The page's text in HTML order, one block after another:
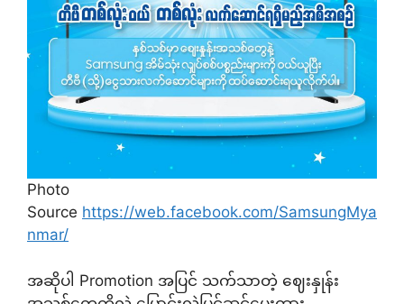
Photo
Source https://web.facebook.com/SamsungMya
nmar/
အဆိုပါ Promotion အပြင် သက်သာတဲ့ ဈေးနှုန်း